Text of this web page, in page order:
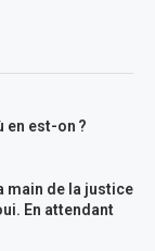
en est-on ?
main de la justice
En attendant